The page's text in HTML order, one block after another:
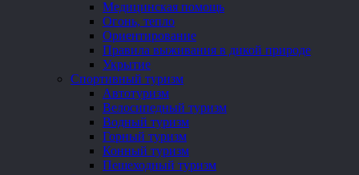
Медицинская помощь
Огонь, тепло
Ориентирование
Правила выживания в дикой природе
Укрытие
Спортивный туризм
Автотуризм
Велосипедный туризм
Водный туризм
Горный туризм
Конный туризм
Пешеходный туризм